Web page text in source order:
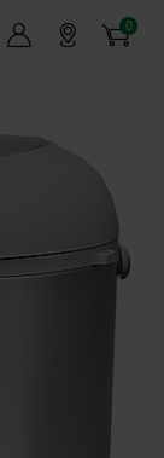
0
Artikel